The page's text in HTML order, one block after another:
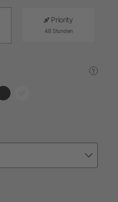
Priority
48 Stunden
?